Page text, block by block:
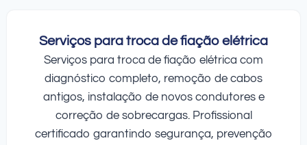
Serviços para troca de fiação elétrica
Serviços para troca de fiação elétrica com
diagnóstico completo, remoção de cabos
antigos, instalação de novos condutores e
correção de sobrecargas. Profissional
certificado garantindo segurança, prevenção